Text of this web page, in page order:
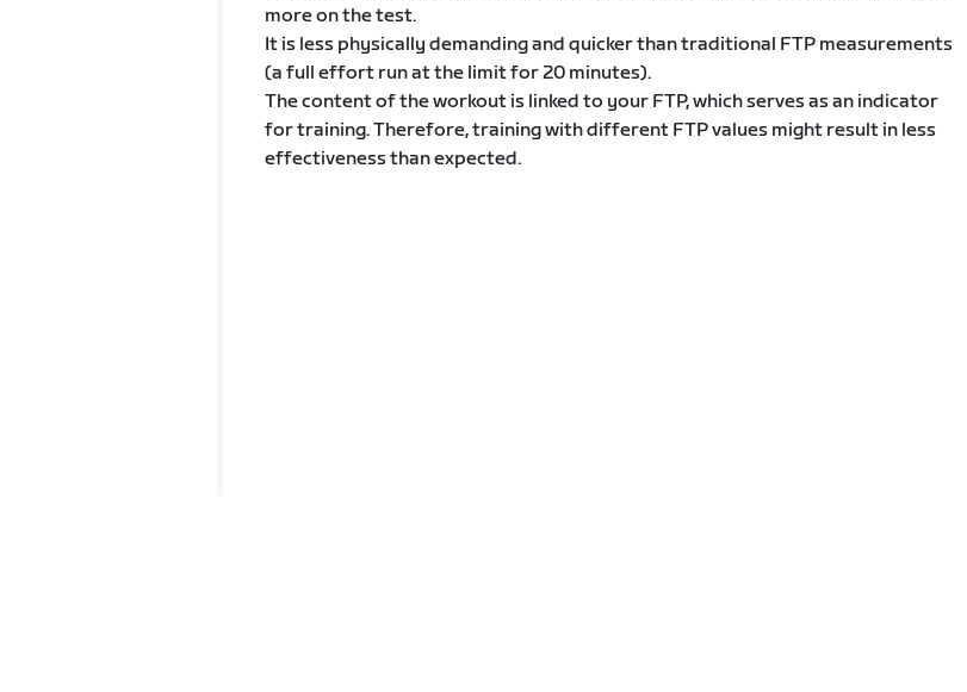
more on the test.
It is less physically demanding and quicker than traditional FTP measurements
(a full effort run at the limit for 20 minutes).
The content of the workout is linked to your FTP, which serves as an indicator
for training. Therefore, training with different FTP values might result in less
effectiveness than expected.